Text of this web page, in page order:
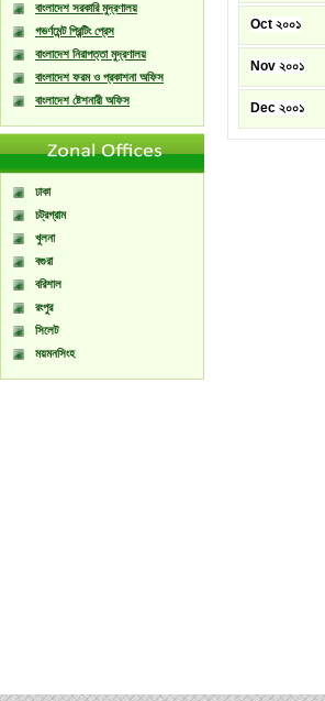
বাংলাদেশ সরকারি মুদ্রণালয়
গভর্ণমেন্ট প্রিন্টিং প্রেস
বাংলাদেশ নিরাপত্তা মুদ্রণালয়
বাংলাদেশ ফরম ও প্রকাশনা অফিস
বাংলাদেশ ষ্টেশনারী অফিস
ঢাকা
চট্রগ্রাম
খুলনা
বগুরা
বরিশাল
রংপুর
সিলেট
ময়মনসিংহ
Oct ২০০১
Nov ২০০১
Dec ২০০১